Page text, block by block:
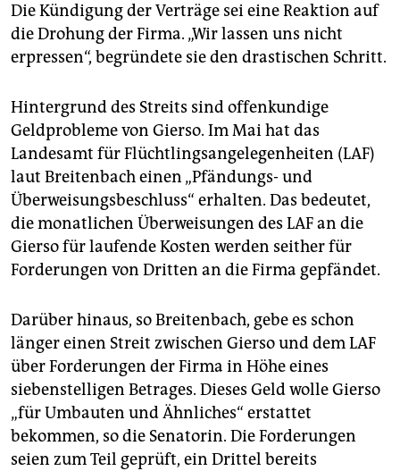
Die Kündigung der Verträge sei eine Reaktion auf
die Drohung der Firma. „Wir lassen uns nicht
erpressen“, begründete sie den drastischen Schritt.
Hintergrund des Streits sind offenkundige
Geldprobleme von Gierso. Im Mai hat das
Landesamt für Flüchtlingsangelegenheiten (LAF)
laut Breitenbach einen „Pfändungs- und
Überweisungsbeschluss“ erhalten. Das bedeutet,
die monatlichen Überweisungen des LAF an die
Gierso für laufende Kosten werden seither für
Forderungen von Dritten an die Firma gepfändet.
Darüber hinaus, so Breitenbach, gebe es schon
länger einen Streit zwischen Gierso und dem LAF
über Forderungen der Firma in Höhe eines
siebenstelligen Betrages. Dieses Geld wolle Gierso
„für Umbauten und Ähnliches“ erstattet
bekommen, so die Senatorin. Die Forderungen
seien zum Teil geprüft, ein Drittel bereits